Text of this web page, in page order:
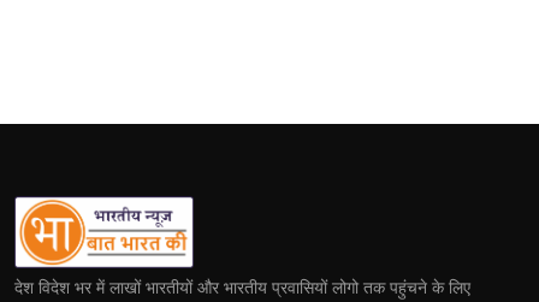
देश विदेश भर में लाखों भारतीयों और भारतीय प्रवासियों लोगो तक पहुंचने के लिए